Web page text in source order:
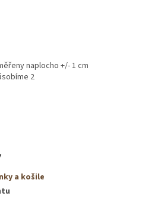
naplocho +/- 1 cm
2
a košile